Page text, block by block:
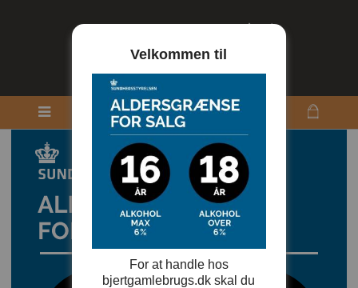
Velkommen til
For at handle hos
bjertgamlebrugs.dk skal du